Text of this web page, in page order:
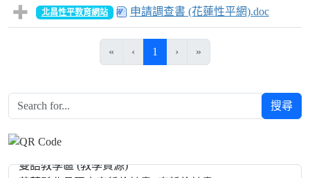
北昌性平教育網站 申請調查書 (花蓮性平網).doc
« ‹ 1 (目前頁次)
› »
搜尋